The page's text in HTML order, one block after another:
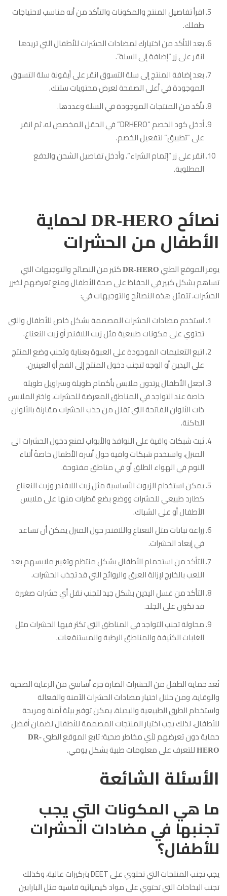
اقرأ تفاصيل المنتج والمكونات والتأكد من أنه مناسب لاحتياجات
طفلك.
بعد التأكد من اختيارك لمضادات الحشرات للأطفال التي تريدها
انقر على زر “إضافة إلى السلة”.
بعد إضافة المنتج إلى سلة التسوق انقر على أيقونة سلة التسوق
الموجودة في أعلى الصفحة لعرض محتويات سلتك.
تأكد من المنتجات الموجودة في السلة وعددها.
أدخل كود الخصم “DRHERO” في الحقل المخصص له، ثم انقر
على “تطبيق” لتفعيل الخصم.
انقر على زر “إتمام الشراء”، وأدخل تفاصيل الشحن والدفع
المطلوبة.
نصائح DR-HERO لحماية
الأطفال من الحشرات
يوفر الموقع الطبي DR-HERO كثير من النصائح والتوجيهات التي
تساهم بشكل كبير في الحفاظ على صحة الأطفال ومنع تعرضهم لضرر
الحشرات، تتمثل هذه النصائح والتوجيهات في:
استخدم مضادات الحشرات المصممة بشكل خاص للأطفال والتي
تحتوي على مكونات طبيعية مثل زيت اللافندر أو زيت النعناع.
اتبع التعليمات الموجودة على العبوة بعناية وتجنب وضع المنتج
على اليدين أو الوجه لتجنب دخول المنتج إلى الفم أو العينين.
اجعل الأطفال يرتدون ملابس بأكمام طويلة وسراويل طويلة
خاصة عند التواجد في المناطق المعرضة للحشرات، واختر الملابس
ذات الألوان الفاتحة التي تقلل من جذب الحشرات مقارنة بالألوان
الداكنة.
ثبت شبكات واقية على النوافذ والأبواب لمنع دخول الحشرات الى
المنزل، واستخدم شبكات واقية حول أسرة الأطفال خاصةً أثناء
النوم في الهواء الطلق أو في مناطق مفتوحة.
يمكن استخدام الزيوت الأساسية مثل زيت اللافندر وزيت النعناع
كطارد طبيعي للحشرات ووضع بضع قطرات منها على ملابس
الأطفال أو على الشباك.
زراعة نباتات مثل النعناع واللافندر حول المنزل يمكن أن تساعد
في إبعاد الحشرات.
التأكد من استحمام الأطفال بشكل منتظم وتغيير ملابسهم بعد
اللعب بالخارج لإزالة العرق والروائح التي قد تجذب الحشرات.
التأكد من غسل اليدين بشكل جيد لتجنب نقل أي حشرات صغيرة
قد تكون على الجلد.
محاولة تجنب التواجد في المناطق التي تكثر فيها الحشرات مثل
الغابات الكثيفة والمناطق الرطبة والمستنقعات.
تُعد حماية الطفل من الحشرات الضارة جزء أساسي من الرعاية الصحية
والوقاية، ومن خلال اختيار مضادات الحشرات الآمنة والفعالة
واستخدام الطرق الطبيعية والبديلة، يمكن توفير بيئة آمنة ومريحة
للأطفال، لذلك يجب اختيار المنتجات المصممة للأطفال لضمان أفضل
حماية دون تعرضهم لأي مخاطر صحية؛ تابع الموقع الطبي DR-
HERO للتعرف على معلومات طبية بشكل يومي.
الأسئلة الشائعة
ما هي المكونات التي يجب
تجنبها في مضادات الحشرات
للأطفال؟
يجب تجنب المنتجات التي تحتوي على DEET بتركيزات عالية، وكذلك
تجنب البخاخات التي تحتوي على مواد كيميائية قاسية مثل البارابين